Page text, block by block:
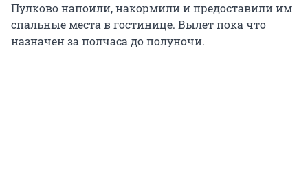
Пулково напоили, накормили и предоставили им
спальные места в гостинице. Вылет пока что
назначен за полчаса до полуночи.